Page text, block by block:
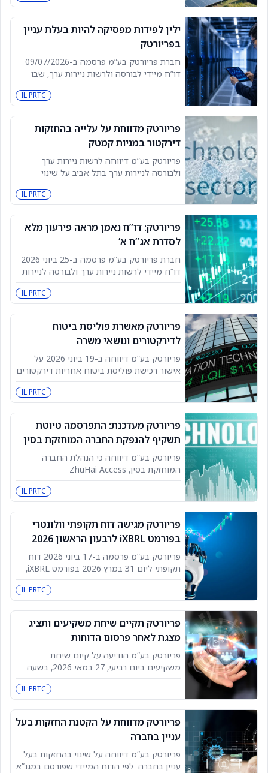
מניותיה למסחר ברשימת ChiNext בבורסת
שנזן. לפי הודעת
ילין לפידות מפסיקה להיות בעלת עניין
בפריורטק
חברת פריורטק בע”מ פרסמה ב-09/07/2026
דו”ח מיידי לבורסה ולרשות ניירות ערך, שבו
דיווחה כי חברת ילין לפידות – ניהול קופות גמל
בע”מ חדלה להיות בעלת עניין בתאגיד. לפי
הדיווח, ילין
IL:PRTC
פריורטק מדווחת על עלייה בהחזקות
דירקטור במניות קמטק
פריורטק בע”מ דיווחה לרשות ניירות ערך
ולבורסה לניירות ערך בתל אביב על שינוי
בהחזקות בעל עניין בחברה מוחזקת, החל מיום
1 ביולי 2026. הדיווח מתייחס למר רפי עמית,
דירקטור בפריורטק,
IL:PRTC
פריורטק: דו”ח נאמן מראה פירעון מלא
לסדרת אג”ח א’
חברת פריורטק בע”מ פרסמה ב-25 ביוני 2026
דו”ח מיידי לרשות ניירות ערך ולבורסה לניירות
ערך בתל אביב, שבמרכזו דו”ח הנאמן לאגרות
החוב סדרה א’ לשנת 2025. בדו”ח הנאמן,
המתייחס לתקופה
IL:PRTC
פריורטק מאשרת פוליסת ביטוח
לדירקטורים ונושאי משרה
פריורטק בע”מ דיווחה ב-19 ביוני 2026 על
אישור רכישת פוליסת ביטוח אחריות דירקטורים
ונושאי משרה, שניתן על ידי ועדת התגמול של
החברה ב-18 ביוני 2026. ההתקשרות אושרה
בהתאם לתקנה 1ב1
IL:PRTC
פריורטק מעדכנת: התפרסמה טיוטת
תשקיף להנפקת החברה המוחזקת בסין
פריורטק בע”מ דיווחה כי הנהלת החברה
המוחזקת בסין, ZhuHai Access
Semiconductor, עדכנה אותה שטיוטת
התשקיף להנפקת מניותיה ורישומן למסחר
ברשימת ChiNext בבורסת שנזן פורסמה ב-16
IL:PRTC
פריורטק מגישה דוח תקופתי וולונטרי
בפורמט iXBRL לרבעון הראשון 2026
פריורטק בע”מ פרסמה ב-17 ביוני 2026 דוח
תקופתי ליום 31 במרץ 2026 בפורמט iXBRL,
במסגרת מהלך וולונטרי של השתתפות בפיילוט
שמקדמת רשות ניירות ערך להטמעת דיווחי
iXBRL בישראל. במסגרת הדיווח,
IL:PRTC
פריורטק תקיים שיחת משקיעים ותציג
מצגת לאחר פרסום הדוחות
פריורטק בע”מ הודיעה על קיום שיחת
משקיעים ביום רביעי, 27 במאי 2026, בשעה
11:00, באמצעות אפליקציית ZOOM. בשיחה
ייסקרו תוצאות החברה והתפתחויות נוספות
בפעילות, ובה ישתתפו בין היתר הדירקטור רפי
IL:PRTC
פריורטק מדווחת על הקטנת החזקות בעל
עניין בחברה
פריורטק בע”מ דיווחה על שינוי בהחזקות בעל
עניין בחברה. לפי הדוח המיידי שפורסם במגנ”א